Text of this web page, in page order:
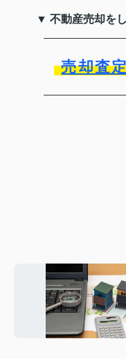
▼ 不動産売却を
売却査